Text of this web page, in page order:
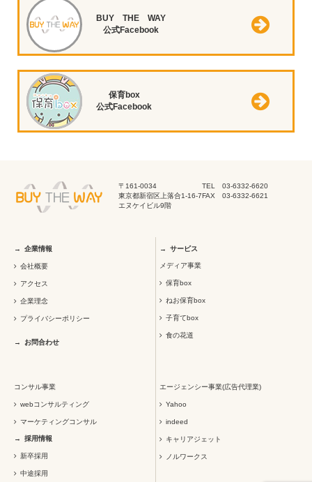
BUY THE WAY
公式Facebook
保育box
公式Facebook
〒161-0034
東京都新宿区上落合1-16-7
エヌケイビル9階
TEL 03-6332-6620
FAX 03-6332-6621
企業情報
会社概要
アクセス
企業理念
プライバシーポリシー
お問合わせ
サービス
メディア事業
保育box
ねお保育box
子育てbox
食の花道
コンサル事業
webコンサルティング
マーケティングコンサル
エージェンシー事業(広告代理業)
Yahoo
indeed
キャリアジェット
ノルワークス
採用情報
新卒採用
中途採用